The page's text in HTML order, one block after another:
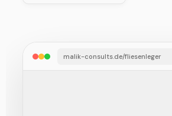
malik-consults.de/fliesenleger